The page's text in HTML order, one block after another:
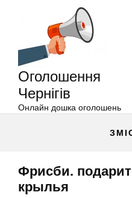
Оголошення
Чернігів
Онлайн дошка оголошень
Фрисби.
крылья